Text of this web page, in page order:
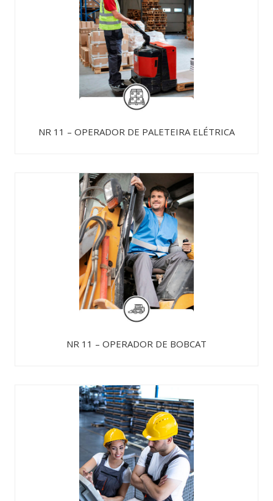
NR 11 – OPERADOR DE PALETEIRA ELÉTRICA
NR 11 – OPERADOR DE BOBCAT